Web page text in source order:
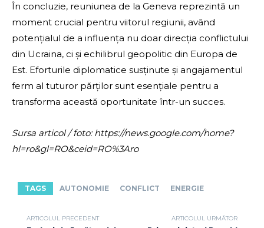
În concluzie, reuniunea de la Geneva reprezintă un
moment crucial pentru viitorul regiunii, având
potențialul de a influența nu doar direcția conflictului
din Ucraina, ci și echilibrul geopolitic din Europa de
Est. Eforturile diplomatice susținute și angajamentul
ferm al tuturor părților sunt esențiale pentru a
transforma această oportunitate într-un succes.
Sursa articol / foto: https://news.google.com/home?
hl=ro&gl=RO&ceid=RO%3Aro
TAGS AUTONOMIE CONFLICT ENERGIE
ARTICOLUL PRECEDENT ARTICOLUL URMĂTOR